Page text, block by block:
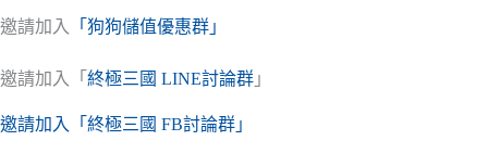
NT$30
到
邀請加入 「狗狗儲值優惠群」
邀請加入「 終極三國 LINE討論群 」
邀請加入「終極三國 FB討論群」